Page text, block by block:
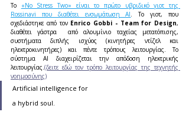
Το «No Stress Two» είναι το πρώτο υβριδικό γιοτ της
Rossinavi που διαθέτει ενσωμάτωση AI
. Το γιοτ, που
σχεδιάστηκε από τον Enrico Gobbi - Team for Design,
διαθέτει γάστρα  από αλουμίνιο ταχείας μετατόπισης,
συστήματα διπλής ισχύος (κινητήρες ντίζελ και
ηλεκτροκινητήρες) και πέντε τρόπους λειτουργίας. Το
σύστημα AI διαχειρίζεται την απόδοση ηλεκτρικής
λειτουργίας. (δειτε εδώ τον τρόπο λειτουργίας της τεχνητής
νοημοσύνης)
Artificial intelligence for
a hybrid soul.